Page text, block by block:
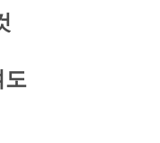
도